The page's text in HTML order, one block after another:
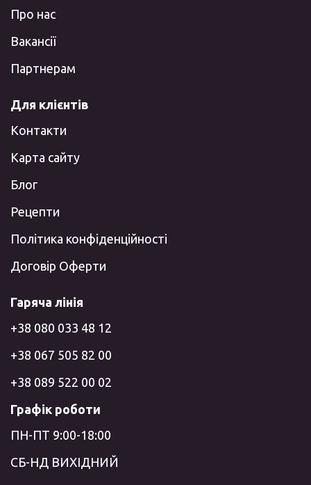
Про нас
Вакансії
Партнерам
Для клієнтів
Контакти
Карта сайту
Блог
Рецепти
Політика конфіденційності
Договір Оферти
Гаряча лінія
+38 080 033 48 12
+38 067 505 82 00
+38 089 522 00 02
Графік роботи
ПН-ПТ 9:00-18:00
СБ-НД ВИХІДНИЙ